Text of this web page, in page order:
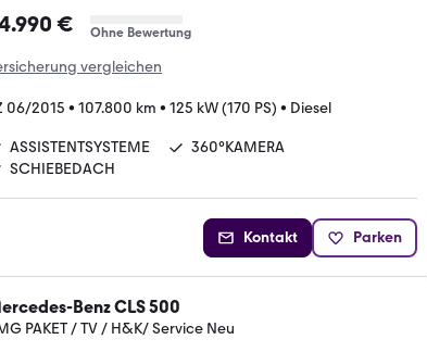
€ Ohne Bewertung
vergleichen
06/2015 • 107.800 km • 125 kW (170 PS) • Diesel
ASSISTENTSYSTEME
360°KAMERA
SCHIEBEDACH
Kontakt Parken
Benz CLS 500
PAKET / TV / H&K/ Service Neu